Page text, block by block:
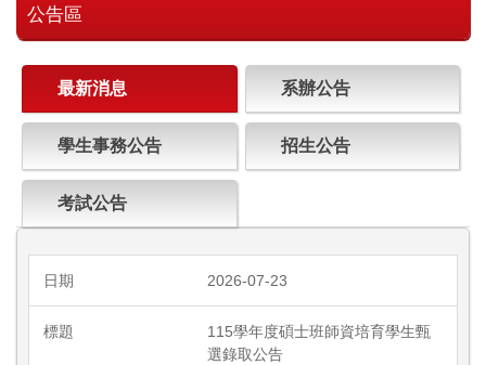
公告區
最新消息 系辦公告
學生事務公告 招生公告
考試公告
2026-07-23
115學年度碩士班師資培育學生甄
選錄取公告